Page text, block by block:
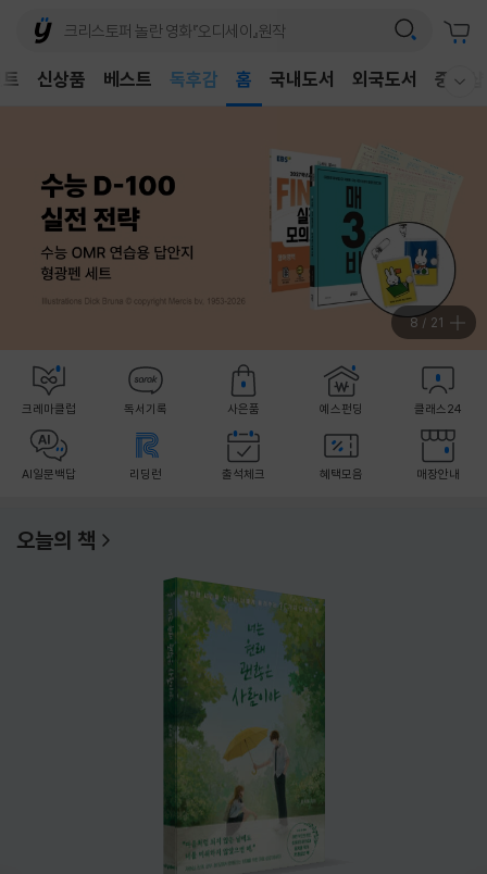
신상품 베스트
독후감
홈 국내도서 외국도서 중고샵
8 / 21
크레마클럽 독서기록 사은품 예스펀딩 클래스24
AI일문백답 리딩런 출석체크 혜택모음 매장안내
오늘의 책